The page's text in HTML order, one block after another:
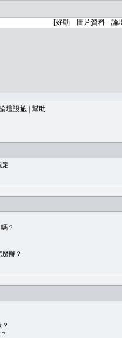
壇設施 幫助
定
？
辦？